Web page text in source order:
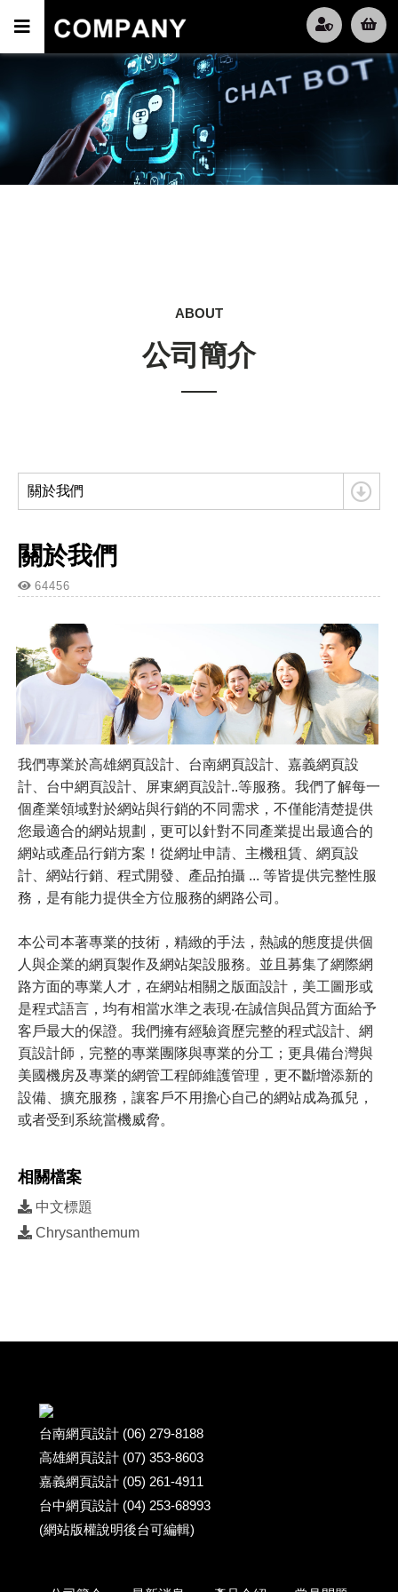
ABOUT
公司簡介
關於我們
關於我們
64456
我們專業於高雄網頁設計、台南網頁設計、嘉義網頁設
計、台中網頁設計、屏東網頁設計..等服務。我們了解每一
個產業領域對於網站與行銷的不同需求，不僅能清楚提供
您最適合的網站規劃，更可以針對不同產業提出最適合的
網站或產品行銷方案！從網址申請、主機租賃、網頁設
計、網站行銷、程式開發、產品拍攝 ... 等皆提供完整性服
務，是有能力提供全方位服務的網路公司。
本公司本著專業的技術，精緻的手法，熱誠的態度提供個
人與企業的網頁製作及網站架設服務。並且募集了網際網
路方面的專業人才，在網站相關之版面設計，美工圖形或
是程式語言，均有相當水準之表現‧在誠信與品質方面給予
客戶最大的保證。我們擁有經驗資歷完整的程式設計、網
頁設計師，完整的專業團隊與專業的分工；更具備台灣與
美國機房及專業的網管工程師維護管理，更不斷增添新的
設備、擴充服務，讓客戶不用擔心自己的網站成為孤兒，
或者受到系統當機威脅。
相關檔案
中文標題
Chrysanthemum
台南網頁設計 (06) 279-8188
高雄網頁設計 (07) 353-8603
嘉義網頁設計 (05) 261-4911
台中網頁設計 (04) 253-68993
(網站版權說明後台可編輯)